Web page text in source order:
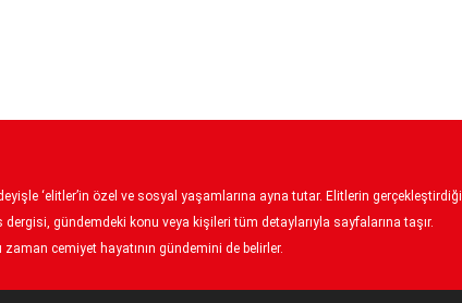
‘elitler’in özel ve sosyal yaşamlarına ayna tutar. Elitlerin gerçekleştirdiği
gündemdeki konu veya kişileri tüm detaylarıyla sayfalarına taşır.
cemiyet hayatının gündemini de belirler.